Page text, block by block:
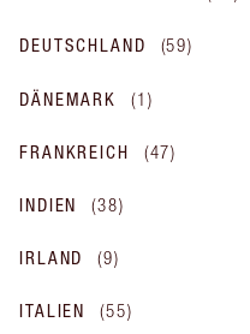
DEUTSCHLAND (59)
DÄNEMARK (1 )
FRANKREICH (47)
INDIEN (38)
IRLAND (9)
ITALIEN (55)